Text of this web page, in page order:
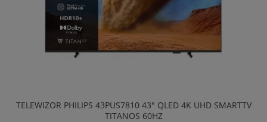
TELEWIZOR PHILIPS 43PUS7810 43" QLED 4K UHD SMARTTV
TITANOS 60HZ